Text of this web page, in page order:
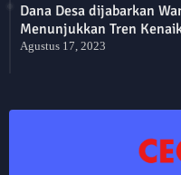
Dana Desa dijabarkan
Menunjukkan Tren
Agustus 17, 2023